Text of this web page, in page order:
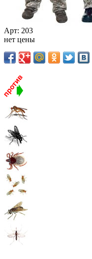
Арт: 203
нет цены